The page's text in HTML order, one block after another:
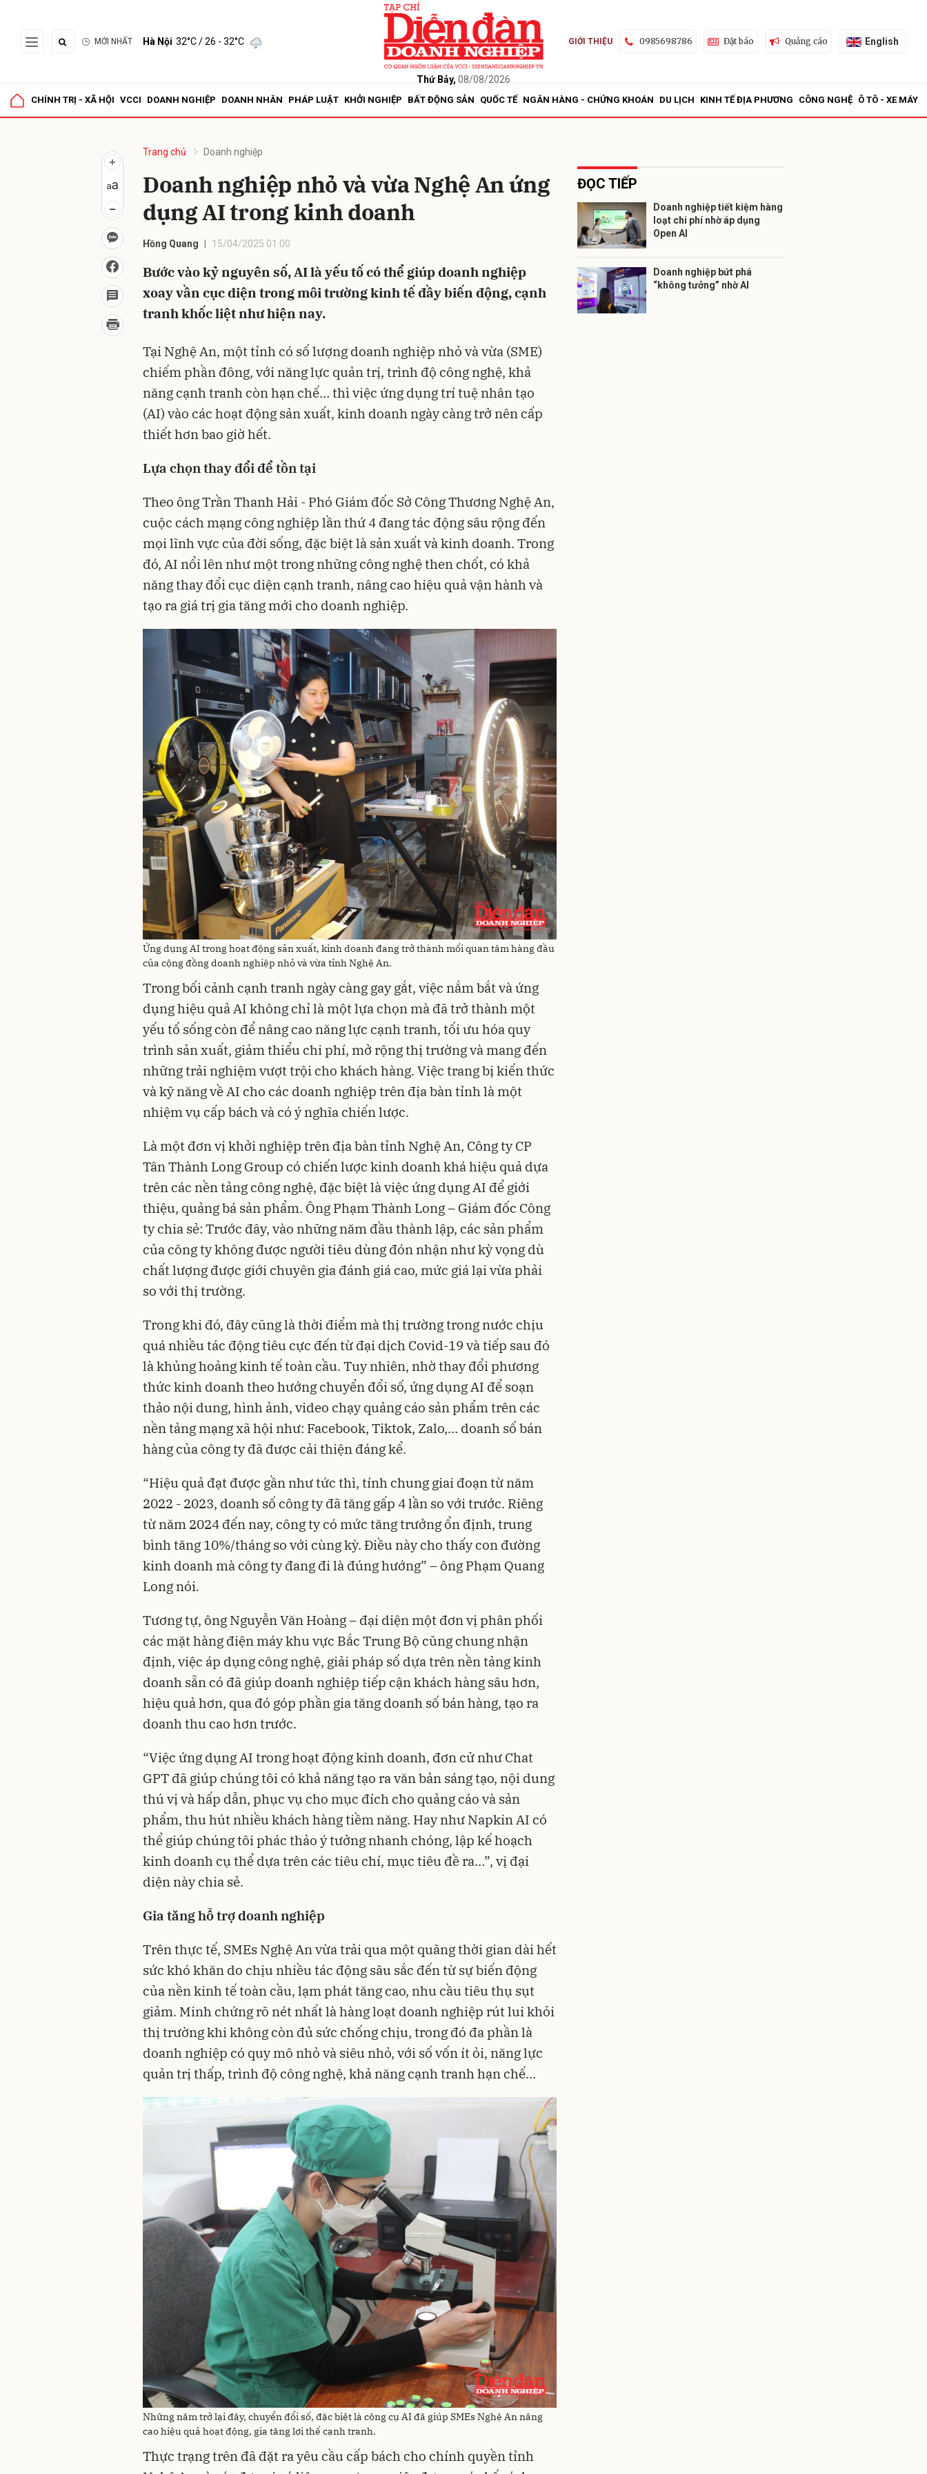
MỚI NHẤT Hà Nội 32°C/ 26 - 32°C
Thứ Bảy, 08/08/2026
GIỚI THIỆU 0985698786 Đặt báo Quảng cáo English
CHÍNH TRỊ - XÃ HỘI VCCI DOANH NGHIỆP DOANH NHÂN PHÁP LUẬT KHỞI NGHIỆP BẤT ĐỘNG SẢN QUỐC TẾ NGÂN HÀNG - CHỨNG KHOÁN DU LỊCH KINH TẾ ĐỊA PHƯƠNG CÔNG NGHỆ Ô TÔ - XE MÁY
Trang chủ Doanh nghiệp
Doanh nghiệp nhỏ và vừa Nghệ An ứng
dụng AI trong kinh doanh
Hồng Quang 15/04/2025 01:00
Bước vào kỷ nguyên số, AI là yếu tố có thể giúp doanh nghiệp
xoay vần cục diện trong môi trường kinh tế đầy biến động, cạnh
tranh khốc liệt như hiện nay.
Tại Nghệ An, một tỉnh có số lượng doanh nghiệp nhỏ và vừa (SME)
chiếm phần đông, với năng lực quản trị, trình độ công nghệ, khả
năng cạnh tranh còn hạn chế… thì việc ứng dụng trí tuệ nhân tạo
(AI) vào các hoạt động sản xuất, kinh doanh ngày càng trở nên cấp
thiết hơn bao giờ hết.
Lựa chọn thay đổi để tồn tại
Theo ông Trần Thanh Hải - Phó Giám đốc Sở Công Thương Nghệ An,
cuộc cách mạng công nghiệp lần thứ 4 đang tác động sâu rộng đến
mọi lĩnh vực của đời sống, đặc biệt là sản xuất và kinh doanh. Trong
đó, AI nổi lên như một trong những công nghệ then chốt, có khả
năng thay đổi cục diện cạnh tranh, nâng cao hiệu quả vận hành và
tạo ra giá trị gia tăng mới cho doanh nghiệp.
Ứng dụng AI trong hoạt động sản xuất, kinh doanh đang trở thành mối quan tâm hàng đầu
của cộng đồng doanh nghiệp nhỏ và vừa tỉnh Nghệ An.
Trong bối cảnh cạnh tranh ngày càng gay gắt, việc nắm bắt và ứng
dụng hiệu quả AI không chỉ là một lựa chọn mà đã trở thành một
yếu tố sống còn để nâng cao năng lực cạnh tranh, tối ưu hóa quy
trình sản xuất, giảm thiểu chi phí, mở rộng thị trường và mang đến
những trải nghiệm vượt trội cho khách hàng. Việc trang bị kiến thức
và kỹ năng về AI cho các doanh nghiệp trên địa bàn tỉnh là một
nhiệm vụ cấp bách và có ý nghĩa chiến lược.
Là một đơn vị khởi nghiệp trên địa bàn tỉnh Nghệ An, Công ty CP
Tân Thành Long Group có chiến lược kinh doanh khá hiệu quả dựa
trên các nền tảng công nghệ, đặc biệt là việc ứng dụng AI để giới
thiệu, quảng bá sản phẩm. Ông Phạm Thành Long – Giám đốc Công
ty chia sẻ: Trước đây, vào những năm đầu thành lập, các sản phẩm
của công ty không được người tiêu dùng đón nhận như kỳ vọng dù
chất lượng được giới chuyên gia đánh giá cao, mức giá lại vừa phải
so với thị trường.
Trong khi đó, đây cũng là thời điểm mà thị trường trong nước chịu
quá nhiều tác động tiêu cực đến từ đại dịch Covid-19 và tiếp sau đó
là khủng hoảng kinh tế toàn cầu. Tuy nhiên, nhờ thay đổi phương
thức kinh doanh theo hướng chuyển đổi số, ứng dụng AI để soạn
thảo nội dung, hình ảnh, video chạy quảng cáo sản phẩm trên các
nền tảng mạng xã hội như: Facebook, Tiktok, Zalo,… doanh số bán
hàng của công ty đã được cải thiện đáng kể.
“Hiệu quả đạt được gần như tức thì, tính chung giai đoạn từ năm
2022 - 2023, doanh số công ty đã tăng gấp 4 lần so với trước. Riêng
từ năm 2024 đến nay, công ty có mức tăng trưởng ổn định, trung
bình tăng 10%/tháng so với cùng kỳ. Điều này cho thấy con đường
kinh doanh mà công ty đang đi là đúng hướng” – ông Phạm Quang
Long nói.
Tương tự, ông Nguyễn Văn Hoàng – đại diện một đơn vị phân phối
các mặt hàng điện máy khu vực Bắc Trung Bộ cũng chung nhận
định, việc áp dụng công nghệ, giải pháp số dựa trên nền tảng kinh
doanh sẵn có đã giúp doanh nghiệp tiếp cận khách hàng sâu hơn,
hiệu quả hơn, qua đó góp phần gia tăng doanh số bán hàng, tạo ra
doanh thu cao hơn trước.
“Việc ứng dụng AI trong hoạt động kinh doanh, đơn cử như Chat
GPT đã giúp chúng tôi có khả năng tạo ra văn bản sáng tạo, nội dung
thú vị và hấp dẫn, phục vụ cho mục đích cho quảng cáo và sản
phẩm, thu hút nhiều khách hàng tiềm năng. Hay như Napkin AI có
thể giúp chúng tôi phác thảo ý tưởng nhanh chóng, lập kế hoạch
kinh doanh cụ thể dựa trên các tiêu chí, mục tiêu đề ra…”, vị đại
diện này chia sẻ.
Gia tăng hỗ trợ doanh nghiệp
Trên thực tế, SMEs Nghệ An vừa trải qua một quãng thời gian dài hết
sức khó khăn do chịu nhiều tác động sâu sắc đến từ sự biến động
của nền kinh tế toàn cầu, lạm phát tăng cao, nhu cầu tiêu thụ sụt
giảm. Minh chứng rõ nét nhất là hàng loạt doanh nghiệp rút lui khỏi
thị trường khi không còn đủ sức chống chịu, trong đó đa phần là
doanh nghiệp có quy mô nhỏ và siêu nhỏ, với số vốn ít ỏi, năng lực
quản trị thấp, trình độ công nghệ, khả năng cạnh tranh hạn chế…
Những năm trở lại đây, chuyển đổi số, đặc biệt là công cụ AI đã giúp SMEs Nghệ An nâng
cao hiệu quả hoạt động, gia tăng lợi thế cạnh tranh.
Thực trạng trên đã đặt ra yêu cầu cấp bách cho chính quyền tỉnh
ĐỌC TIẾP
Doanh nghiệp tiết kiệm hàng
loạt chi phí nhờ áp dụng
Open AI
Doanh nghiệp bứt phá
“không tưởng” nhờ AI
Gửi